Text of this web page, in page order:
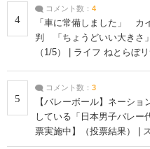
4
コメント数： 4
「車に常備しました」 カ
判 「ちょうどいい大きさ
（1/5） | ライフ ねとらぼ
5
コメント数： 3
【バレーボール】ネーシ
している「日本男子バレー
票実施中】（投票結果） |